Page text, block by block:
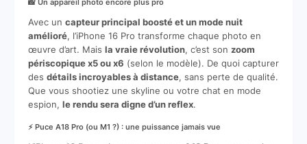
📸 Un appareil photo encore plus pro
Avec un capteur principal boosté et un mode nuit
amélioré, l’iPhone 16 Pro transforme chaque photo en
œuvre d’art. Mais la vraie révolution, c’est son zoom
périscopique x5 ou x6 (selon le modèle). De quoi capturer
des détails incroyables à distance, sans perte de qualité.
Que vous shootiez une skyline ou votre chat en mode
espion, le rendu sera digne d’un reflex.
⚡ Puce A18 Pro (ou M1 ?) : une puissance jamais vue